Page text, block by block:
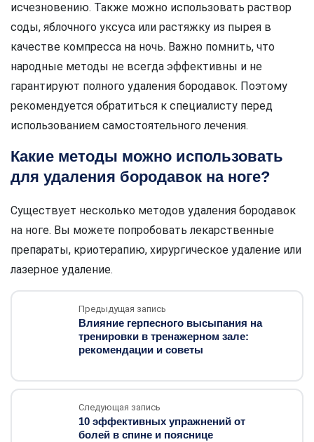
исчезновению. Также можно использовать раствор
соды, яблочного уксуса или растяжку из пырея в
качестве компресса на ночь. Важно помнить, что
народные методы не всегда эффективны и не
гарантируют полного удаления бородавок. Поэтому
рекомендуется обратиться к специалисту перед
использованием самостоятельного лечения.
Какие методы можно использовать
для удаления бородавок на ноге?
Существует несколько методов удаления бородавок
на ноге. Вы можете попробовать лекарственные
препараты, криотерапию, хирургическое удаление или
лазерное удаление.
Предыдущая запись
Влияние герпесного высыпания на
тренировки в тренажерном зале:
рекомендации и советы
Следующая запись
10 эффективных упражнений от
болей в спине и пояснице